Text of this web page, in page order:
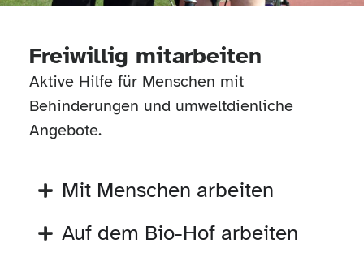
Freiwillig mitarbeiten
Aktive Hilfe für Menschen mit
Behinderungen und umweltdienliche
Angebote.
Mit Menschen arbeiten
Auf dem Bio-Hof arbeiten